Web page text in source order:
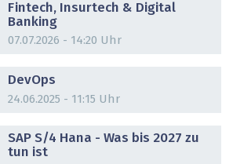
Fintech, Insurtech & Digital
Banking
07.07.2026 - 14:20 Uhr
DevOps
24.06.2025 - 11:15 Uhr
SAP S/4 Hana - Was bis 2027 zu
tun ist